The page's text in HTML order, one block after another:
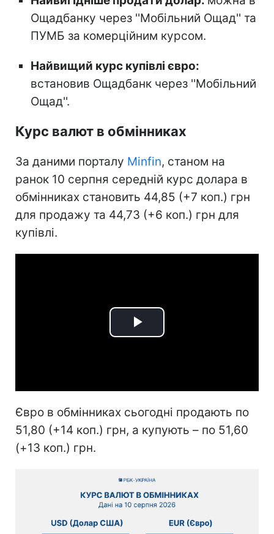
Ощадбанку через ''Мобільний Ощад'' та
ПУМБ за комерційним курсом.
Найвищий курс купівлі євро:
встановив Ощадбанк через ''Мобільний
Ощад''.
Курс валют в обмінниках
За даними порталу Minfin, станом на
ранок 10 серпня середній курс долара в
обмінниках становить 44,85 (+7 коп.) грн
для продажу та 44,73 (+6 коп.) грн для
купівлі.
Play
Євро в обмінниках сьогодні продають по
51,80 (+14 коп.) грн, а купують – по 51,60
(+13 коп.) грн.